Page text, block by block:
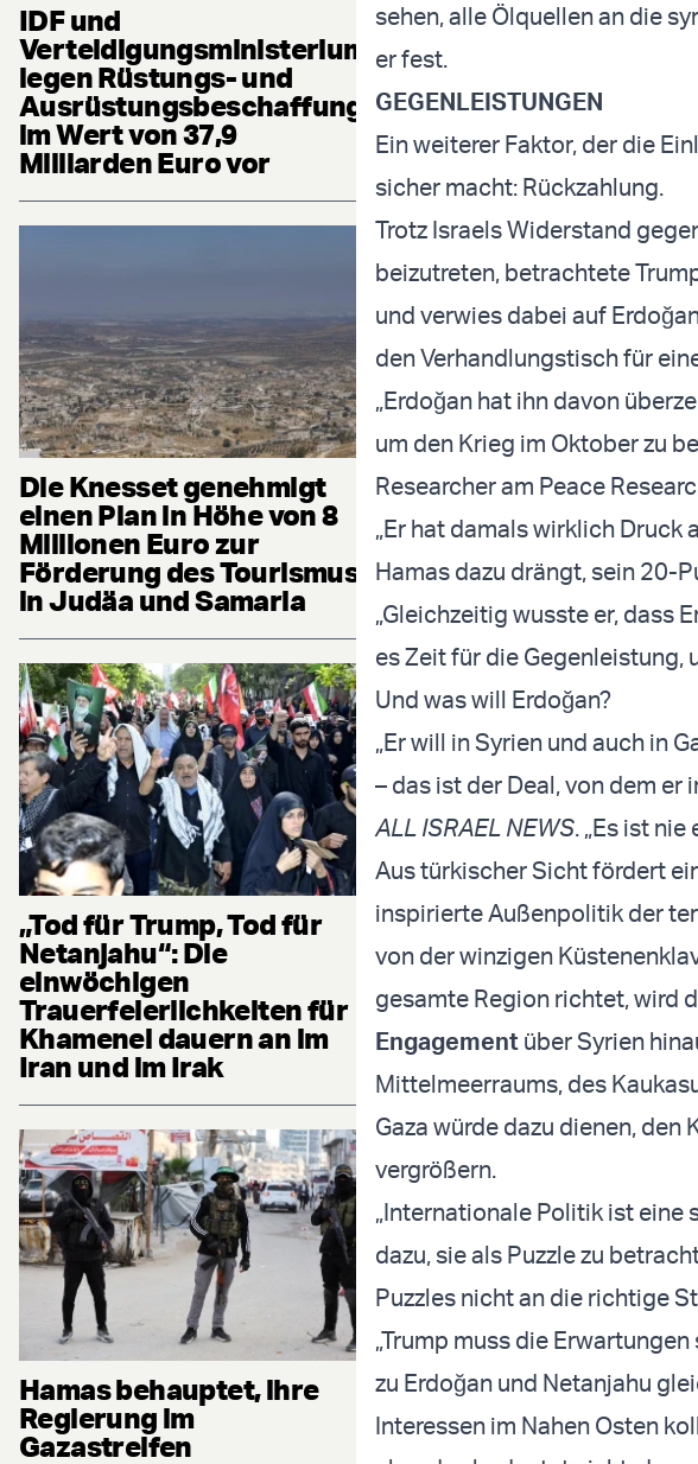
IDF und
Verteidigungsministerium
legen Rüstungs- und
Ausrüstungsbeschaffung
im Wert von 37,9
Milliarden Euro vor
Die Knesset genehmigt
einen Plan in Höhe von 8
Millionen Euro zur
Förderung des Tourismus
in Judäa und Samaria
„Tod für Trump, Tod für
Netanjahu“: Die
einwöchigen
Trauerfeierlichkeiten für
Khamenei dauern an im
Iran und im Irak
Hamas behauptet, ihre
Regierung im
Gazastreifen
sehen, alle Ölquellen an die
er fest.
GEGENLEISTUNGEN
Ein weiterer Faktor, der die
sicher macht: Rückzahlung.
Trotz Israels Widerstand
beizutreten, betrachtete
und verwies dabei auf
den Verhandlungstisch für
„Erdoğan hat ihn davon
um den Krieg im Oktober zu
Researcher am Peace
„Er hat damals wirklich Druck
Hamas dazu drängt, sein 20-
„Gleichzeitig wusste er, dass
es Zeit für die Gegenleistung,
Und was will Erdoğan?
„Er will in Syrien und auch in
– das ist der Deal, von dem er
ALL ISRAEL NEWS. „Es ist
Aus türkischer Sicht fördert
inspirierte Außenpolitik der
von der winzigen
gesamte Region richtet, wird
Engagement über Syrien
Mittelmeerraums, des
Gaza würde dazu dienen, den
vergrößern.
„Internationale Politik ist eine
dazu, sie als Puzzle zu
Puzzles nicht an die richtige
„Trump muss die
zu Erdoğan und Netanjahu
Interessen im Nahen Osten